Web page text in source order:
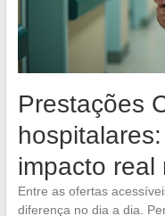
Prestações
impacto real
Entre as ofertas
diferença no dia a dia.